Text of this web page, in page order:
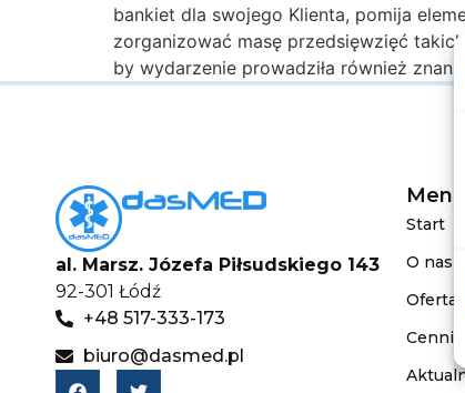
bankiet dla swojego Klienta, pomija
zorganizować masę przedsięwzięć
by wydarzenie prowadziła również
al. Marsz. Józefa Piłsudskiego 143
92-301 Łódź
+48 517-333-173
biuro@dasmed.pl
Menu
Start
O nas
Oferta
Cennik